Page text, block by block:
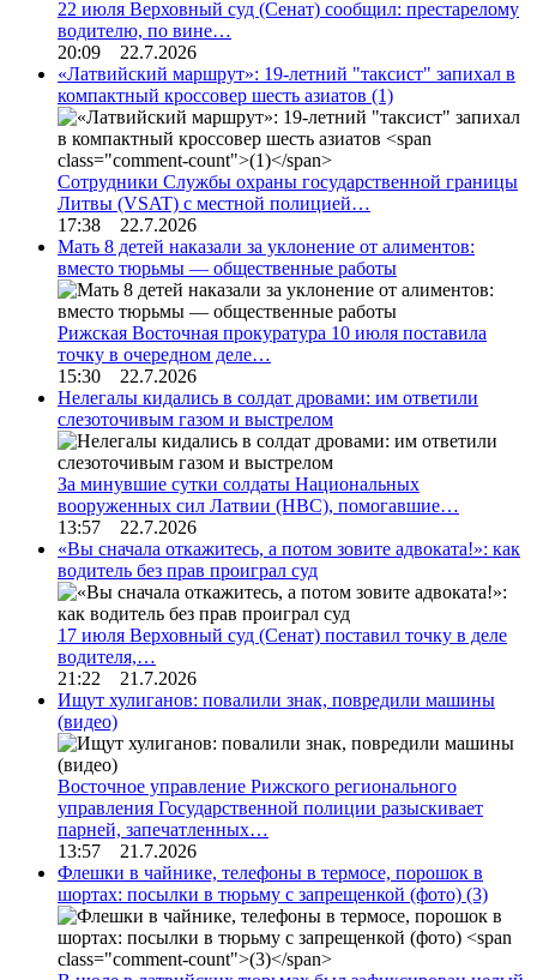
22 июля Верховный суд (Сенат) сообщил: престарелому
водителю, по вине…
20:09 22.7.2026
«Латвийский маршрут»: 19-летний "таксист" запихал в
компактный кроссовер шесть азиатов (1)
Сотрудники Службы охраны государственной границы
Литвы (VSAT) с местной полицией…
17:38 22.7.2026
Мать 8 детей наказали за уклонение от алиментов:
вместо тюрьмы — общественные работы
Рижская Восточная прокуратура 10 июля поставила
точку в очередном деле…
15:30 22.7.2026
Нелегалы кидались в солдат дровами: им ответили
слезоточивым газом и выстрелом
За минувшие сутки солдаты Национальных
вооруженных сил Латвии (НВС), помогавшие…
13:57 22.7.2026
«Вы сначала откажитесь, а потом зовите адвоката!»: как
водитель без прав проиграл суд
17 июля Верховный суд (Сенат) поставил точку в деле
водителя,…
21:22 21.7.2026
Ищут хулиганов: повалили знак, повредили машины
(видео)
Восточное управление Рижского регионального
управления Государственной полиции разыскивает
парней, запечатленных…
13:57 21.7.2026
Флешки в чайнике, телефоны в термосе, порошок в
шортах: посылки в тюрьму с запрещенкой (фото) (3)